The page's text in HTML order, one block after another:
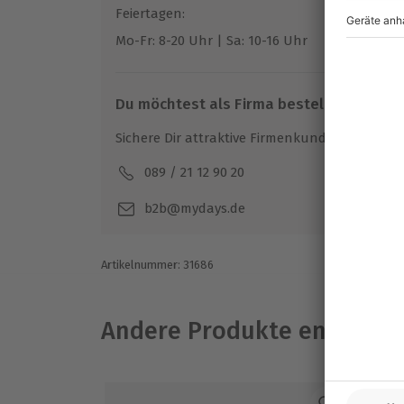
weit hinten in Eurem Fotoalbum wandern.
Feiertagen:
Mo-Fr: 8-20 Uhr | Sa: 10-16 Uhr
Du möchtest als Firma bestellen?
Sichere Dir attraktive Firmenkunden Vorteile.
089 / 21 12 90 20
b2b@mydays.de
Artikelnummer: 31686
Andere Produkte entdecken